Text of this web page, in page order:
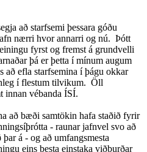
að starfsemi þessara góðu
nærri hvor annarri og nú. Þótt
fyrst og fremst á grundvelli
þá er þetta í mínum augum
að efla starfsemina í þágu okkar
í flestum tilvikum. Öll
innan vébanda ÍSÍ.
að bæði samtökin hafa staðið fyrir
- raunar jafnvel svo að
á - og að umfangsmesta
eins besta einstaka viðburðar